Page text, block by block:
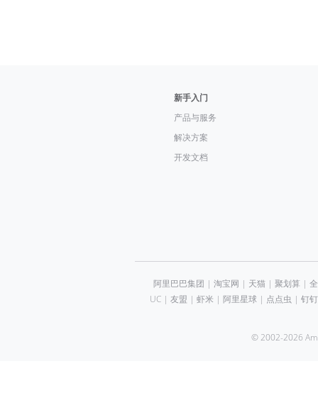
新手入门
产品与服务
解决方案
开发文档
阿里巴巴集团 | 淘宝网 | 天猫| 聚划算 |
UC| 友盟 | 虾米 | 阿里星球| 点点虫 | 钉钉
© 2002-2026